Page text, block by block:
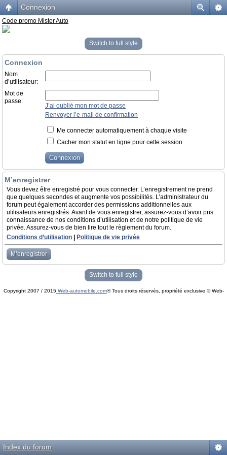
Connexion
Code promo Mister Auto
Switch to full style
Connexion
Nom
d’utilisateur:
Mot de
passe:
J’ai oublié mon mot de passe
Renvoyer l’e-mail de confirmation
Me connecter automatiquement à chaque visite
Cacher mon statut en ligne pour cette session
M’enregistrer
Vous devez être enregistré pour vous connecter. L’enregistrement ne prend
que quelques secondes et augmente vos possibilités. L’administrateur du
forum peut également accorder des permissions additionnelles aux
utilisateurs enregistrés. Avant de vous enregistrer, assurez-vous d’avoir pris
connaissance de nos conditions d’utilisation et de notre politique de vie
privée. Assurez-vous de bien lire tout le règlement du forum.
Conditions d’utilisation
Politique de vie privée
M’enregistrer
Switch to full style
Copyright 2007 / 2015Web-automobile.com® Tous droits réservés, propriété exclusive © Web-
Index du forum